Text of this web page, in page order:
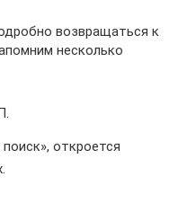
возвращаться к
несколько
откроется